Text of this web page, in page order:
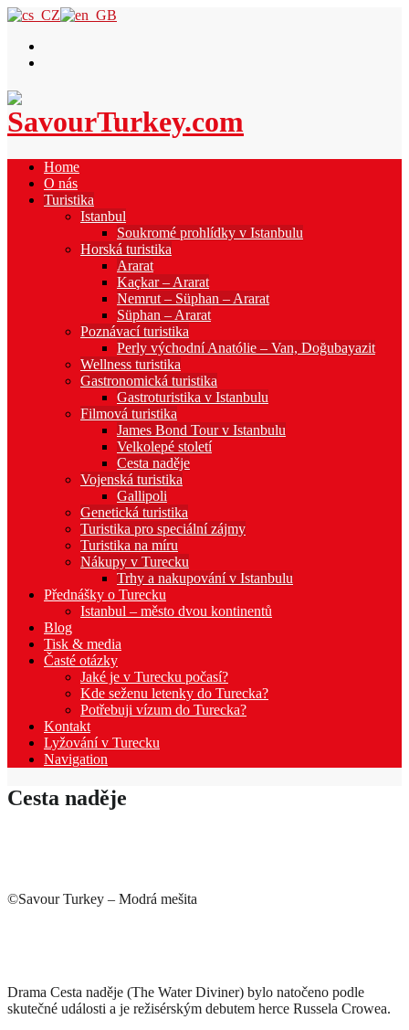
Home
O nás
Turistika
Istanbul
Soukromé prohlídky v Istanbulu
Horská turistika
Ararat
Kaçkar – Ararat
Nemrut – Süphan – Ararat
Süphan – Ararat
Poznávací turistika
Perly východní Anatólie – Van, Doğubayazit
Wellness turistika
Gastronomická turistika
Gastroturistika v Istanbulu
Filmová turistika
James Bond Tour v Istanbulu
Velkolepé století
Cesta naděje
Vojenská turistika
Gallipoli
Genetická turistika
Turistika pro speciální zájmy
Turistika na míru
Nákupy v Turecku
Trhy a nakupování v Istanbulu
Přednášky o Turecku
Istanbul – město dvou kontinentů
Blog
Tisk & media
Časté otázky
Jaké je v Turecku počasí?
Kde seženu letenky do Turecka?
Potřebuji vízum do Turecka?
Kontakt
Lyžování v Turecku
Navigation
Cesta naděje
©Savour Turkey – Modrá mešita
Drama Cesta naděje (The Water Diviner) bylo natočeno podle
skutečné události a je režisérským debutem herce Russela Crowea.